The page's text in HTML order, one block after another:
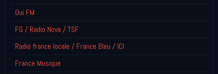
Oui FM
FG / Radio Nova / TSF
Radio france locale / France Bleu / ICI
France Musique